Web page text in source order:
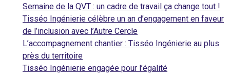
Semaine de la QVT : un cadre de travail ça change tout !
Tisséo Ingénierie célèbre un an d’engagement en faveur
de l’inclusion avec l’Autre Cercle
L’accompagnement chantier : Tisséo Ingénierie au plus
près du territoire
Tisséo Ingénierie engagée pour l’égalité